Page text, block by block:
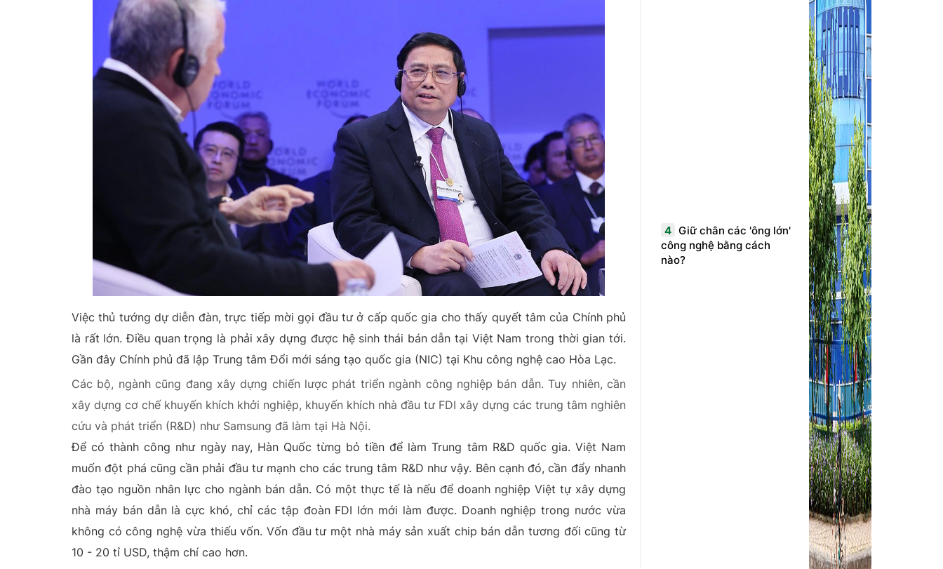
Việc thủ tướng dự diễn đàn, trực tiếp mời gọi đầu tư ở cấp quốc gia cho thấy quyết tâm của Chính phủ
là rất lớn. Điều quan trọng là phải xây dựng được hệ sinh thái bán dẫn tại Việt Nam trong thời gian tới.
Gần đây Chính phủ đã lập Trung tâm Đổi mới sáng tạo quốc gia (NIC) tại Khu công nghệ cao Hòa Lạc.
Các bộ, ngành cũng đang xây dựng chiến lược phát triển ngành công nghiệp bán dẫn. Tuy nhiên, cần
xây dựng cơ chế khuyến khích khởi nghiệp, khuyến khích nhà đầu tư FDI xây dựng các trung tâm nghiên
cứu và phát triển (R&D) như Samsung đã làm tại Hà Nội.
Để có thành công như ngày nay, Hàn Quốc từng bỏ tiền để làm Trung tâm R&D quốc gia. Việt Nam
muốn đột phá cũng cần phải đầu tư mạnh cho các trung tâm R&D như vậy. Bên cạnh đó, cần đẩy nhanh
đào tạo nguồn nhân lực cho ngành bán dẫn. Có một thực tế là nếu để doanh nghiệp Việt tự xây dựng
nhà máy bán dẫn là cực khó, chỉ các tập đoàn FDI lớn mới làm được. Doanh nghiệp trong nước vừa
không có công nghệ vừa thiếu vốn. Vốn đầu tư một nhà máy sản xuất chip bán dẫn tương đối cũng từ
10 - 20 tỉ USD, thậm chí cao hơn.
4 Giữ chân các 'ông lớn'
công nghệ bằng cách
nào?